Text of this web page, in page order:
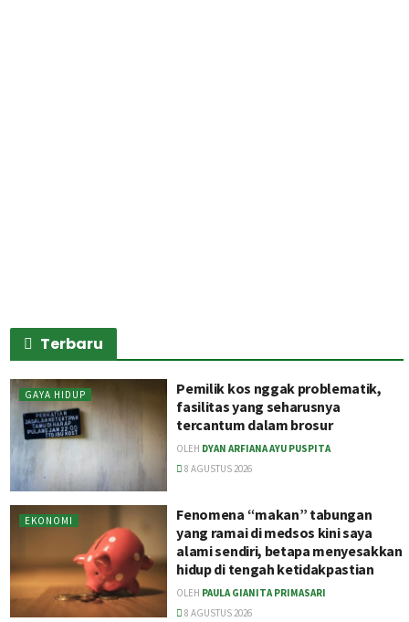
Terbaru
GAYA HIDUP
Pemilik kos nggak problematik,
fasilitas yang seharusnya
tercantum dalam brosur
OLEH DYAN ARFIANA AYU PUSPITA
8 AGUSTUS 2026
EKONOMI
Fenomena “makan” tabungan
yang ramai di medsos kini saya
alami sendiri, betapa menyesakkan
hidup di tengah ketidakpastian
OLEH PAULA GIANITA PRIMASARI
8 AGUSTUS 2026